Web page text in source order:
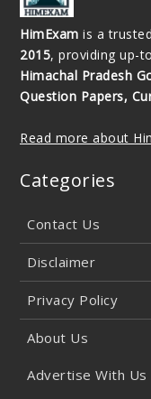
HimExam is a
2015, providing up-
Himachal Pradesh
Question Papers,
Read more about
Categories
Contact Us
Disclaimer
Privacy Policy
About Us
Advertise With Us